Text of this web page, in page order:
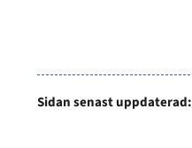
Sidan senast uppdaterad: